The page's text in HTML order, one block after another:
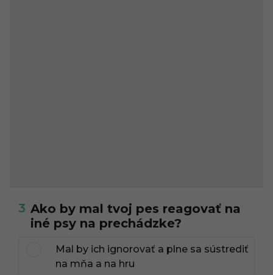
3 Ako by mal tvoj pes reagovať na
iné psy na prechádzke?
Mal by ich ignorovať a plne sa sústrediť
na mňa a na hru